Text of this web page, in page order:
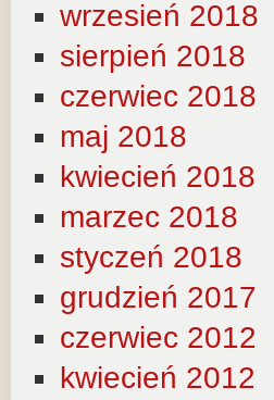
wrzesień 2018
sierpień 2018
czerwiec 2018
maj 2018
kwiecień 2018
marzec 2018
styczeń 2018
grudzień 2017
czerwiec 2012
kwiecień 2012